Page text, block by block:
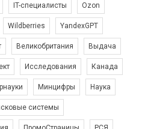
IT-специалисты Ozon
Wildberries YandexGPT
Великобритания Выдача
Исследования Канада
Минцифры Наука
системы